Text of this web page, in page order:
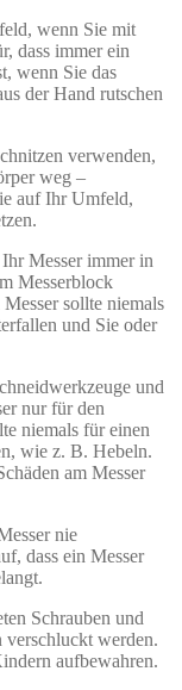
wenn Sie mit
dass immer ein
wenn Sie das
der Hand rutschen
verwenden,
weg –
auf Ihr Umfeld,
Messer immer in
Messerblock
sollte niemals
und Sie oder
und
nur für den
niemals für einen
wie z. B. Hebeln.
am Messer
nie
dass ein Messer
Schrauben und
werden.
aufbewahren.